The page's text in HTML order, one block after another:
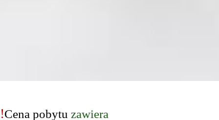
!Cena pobytu zawiera